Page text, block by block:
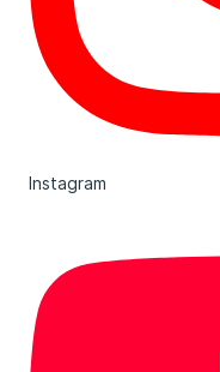
Instagram